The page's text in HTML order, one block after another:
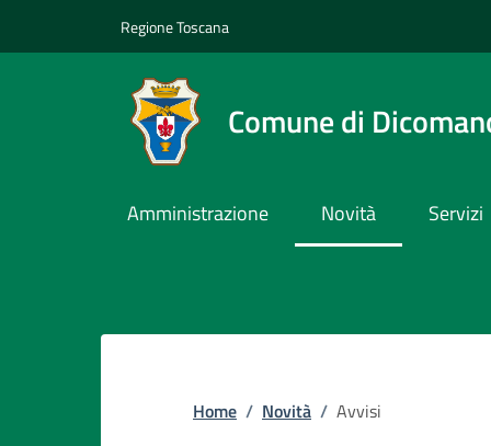
Regione ToscanaSlim top
Comune di
Amministrazione Novità Servizi
Briciole di pane
Home / Novità / Avvisi